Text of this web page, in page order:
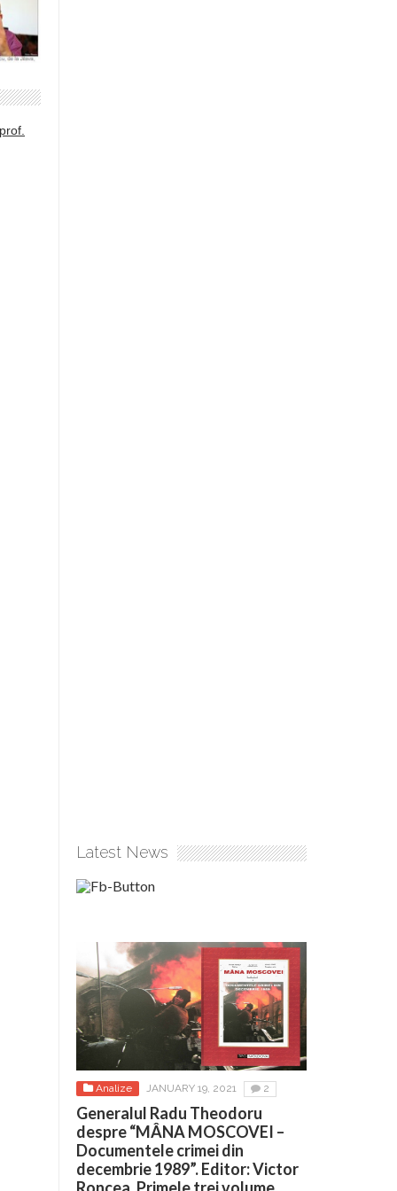
Latest News
Analize JANUARY 19, 2021 2
Generalul Radu Theodoru
despre “MÂNA MOSCOVEI –
Documentele crimei din
decembrie 1989”. Editor: Victor